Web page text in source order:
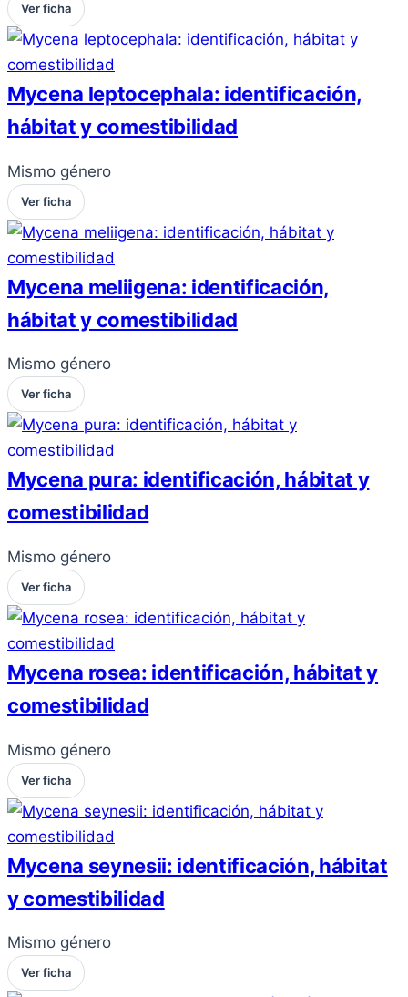
Ver ficha
Mycena leptocephala: identificación,
hábitat y comestibilidad
Mismo género
Ver ficha
Mycena meliigena: identificación,
hábitat y comestibilidad
Mismo género
Ver ficha
Mycena pura: identificación, hábitat y
comestibilidad
Mismo género
Ver ficha
Mycena rosea: identificación, hábitat y
comestibilidad
Mismo género
Ver ficha
Mycena seynesii: identificación, hábitat
y comestibilidad
Mismo género
Ver ficha